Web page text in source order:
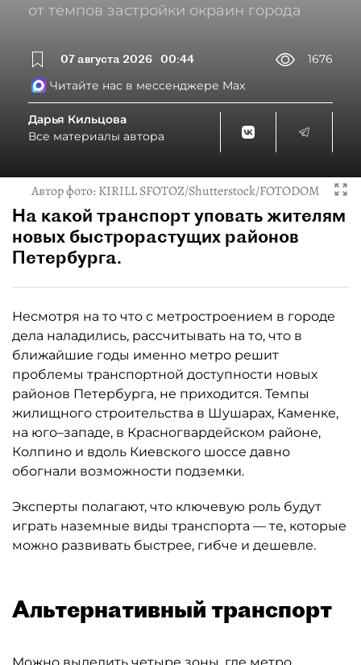
от темпов застройки окраин города
07 августа 2026 00:44
1676
Читайте нас в мессенджере Max
Дарья Кильцова
Все материалы автора
Автор фото:KIRILL SFOTOZ/Shutterstock/FOTODOM
На какой транспорт уповать жителям
новых быстрорастущих районов
Петербурга.
Несмотря на то что с метростроением в городе
дела наладились, рассчитывать на то, что в
ближайшие годы именно метро решит
проблемы транспортной доступности новых
районов Петербурга, не приходится. Темпы
жилищного строительства в Шушарах, Каменке,
на юго–западе, в Красногвардейском районе,
Колпино и вдоль Киевского шоссе давно
обогнали возможности подземки.
Эксперты полагают, что ключевую роль будут
играть наземные виды транспорта — те, которые
можно развивать быстрее, гибче и дешевле.
Альтернативный транспорт